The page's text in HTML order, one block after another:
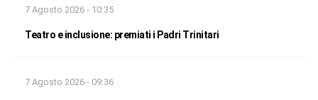
7 Agosto 2026 - 10:35
Teatro e inclusione: premiati i Padri Trinitari
7 Agosto 2026 - 09:36